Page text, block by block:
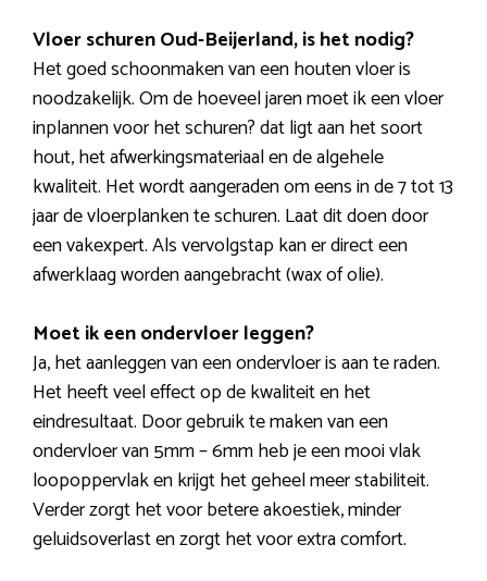
Vloer schuren Oud-Beijerland, is het nodig?
Het goed schoonmaken van een houten vloer is
noodzakelijk. Om de hoeveel jaren moet ik een vloer
inplannen voor het schuren? dat ligt aan het soort
hout, het afwerkingsmateriaal en de algehele
kwaliteit. Het wordt aangeraden om eens in de 7 tot 13
jaar de vloerplanken te schuren. Laat dit doen door
een vakexpert. Als vervolgstap kan er direct een
afwerklaag worden aangebracht (wax of olie).
Moet ik een ondervloer leggen?
Ja, het aanleggen van een ondervloer is aan te raden.
Het heeft veel effect op de kwaliteit en het
eindresultaat. Door gebruik te maken van een
ondervloer van 5mm – 6mm heb je een mooi vlak
loopoppervlak en krijgt het geheel meer stabiliteit.
Verder zorgt het voor betere akoestiek, minder
geluidsoverlast en zorgt het voor extra comfort.